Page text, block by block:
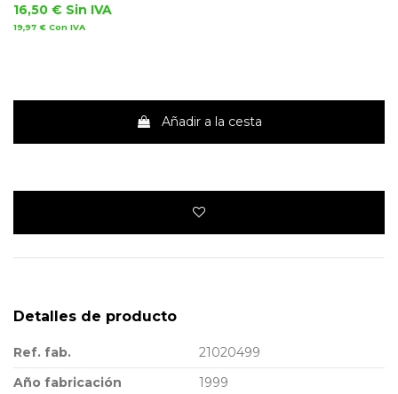
16,50 € Sin IVA
19,97 € Con IVA
Añadir a la cesta
Detalles de producto
Ref. fab.
21020499
Año fabricación
1999